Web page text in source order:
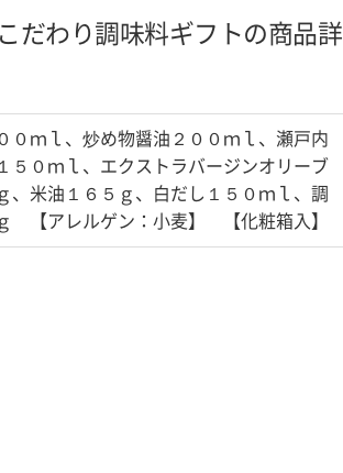
わり調味料ギフトの商品詳
０ｍｌ、炒め物醤油２００ｍｌ、瀬戸内
５０ｍｌ、エクストラバージンオリーブ
、米油１６５ｇ、白だし１５０ｍｌ、調
【アレルゲン：小麦】 【化粧箱入】